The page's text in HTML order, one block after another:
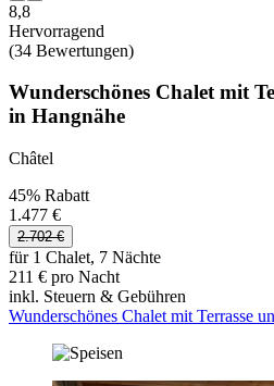
8,8
Hervorragend
(34 Bewertungen)
Wunderschönes Chalet mit
in Hangnähe
Châtel
45% Rabatt
1.477 €
2.702 €
für 1 Chalet, 7 Nächte
211 € pro Nacht
inkl. Steuern & Gebühren
Wunderschönes Chalet mit Terrasse